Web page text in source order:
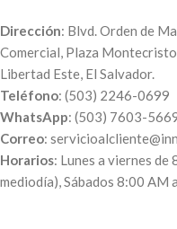
Dirección: Blvd. Orden de
Comercial, Plaza
Libertad Este, El Salvador.
Teléfono: (503) 2246-0699
WhatsApp: (503) 7603-
Correo:
Horarios: Lunes a viernes
mediodía), Sábados 8:00 AM